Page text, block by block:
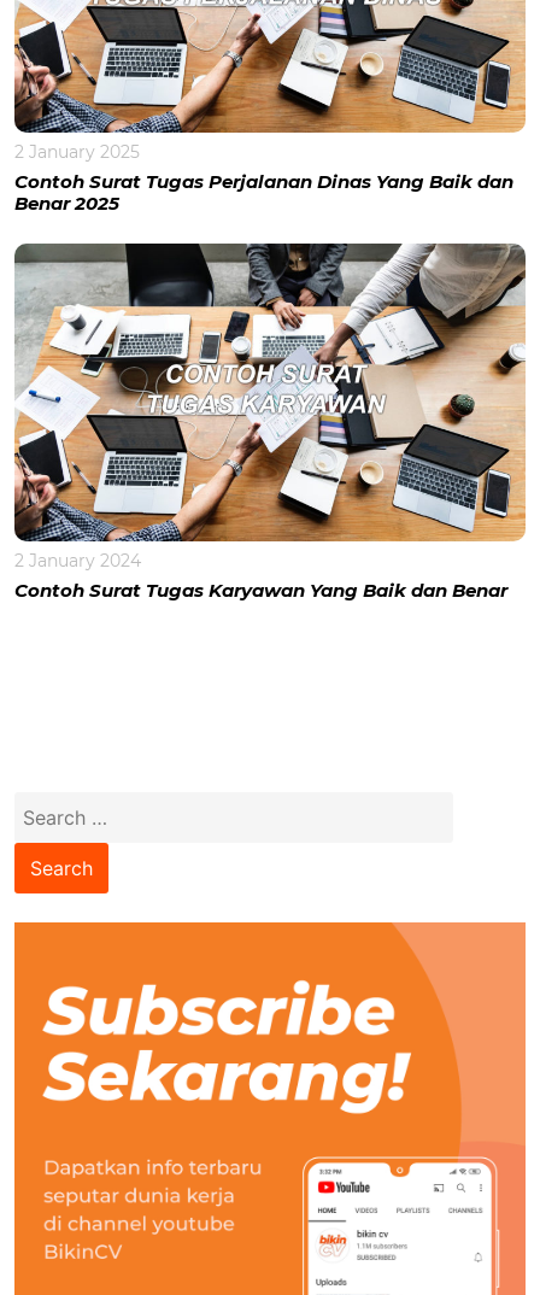
2 January 2025
Contoh Surat Tugas Perjalanan Dinas Yang Baik dan
Benar 2025
2 January 2024
Contoh Surat Tugas Karyawan Yang Baik dan Benar
Search